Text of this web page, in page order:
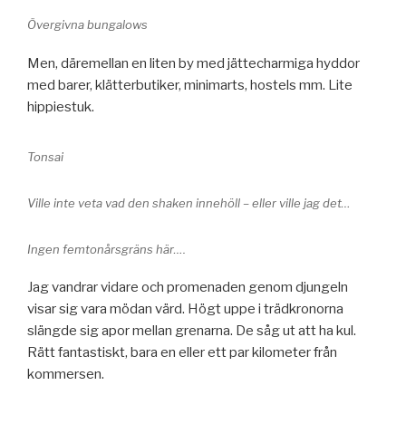
Övergivna bungalows
Men, däremellan en liten by med jättecharmiga hyddor
med barer, klätterbutiker, minimarts, hostels mm. Lite
hippiestuk.
Tonsai
Ville inte veta vad den shaken innehöll – eller ville jag det…
Ingen femtonårsgräns här….
Jag vandrar vidare och promenaden genom djungeln
visar sig vara mödan värd. Högt uppe i trädkronorna
slängde sig apor mellan grenarna. De såg ut att ha kul.
Rätt fantastiskt, bara en eller ett par kilometer från
kommersen.